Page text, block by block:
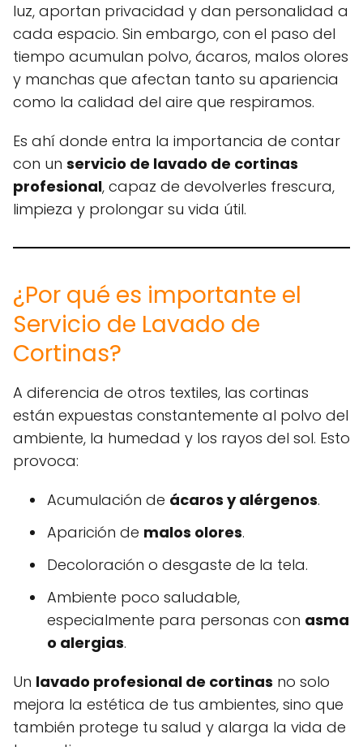
luz, aportan privacidad y dan personalidad a
cada espacio. Sin embargo, con el paso del
tiempo acumulan polvo, ácaros, malos olores
y manchas que afectan tanto su apariencia
como la calidad del aire que respiramos.
Es ahí donde entra la importancia de contar
con un servicio de lavado de cortinas
profesional, capaz de devolverles frescura,
limpieza y prolongar su vida útil.
¿Por qué es importante el
Servicio de Lavado de
Cortinas?
A diferencia de otros textiles, las cortinas
están expuestas constantemente al polvo del
ambiente, la humedad y los rayos del sol. Esto
provoca:
Acumulación de ácaros y alérgenos.
Aparición de malos olores.
Decoloración o desgaste de la tela.
Ambiente poco saludable,
especialmente para personas con asma
o alergias.
Un lavado profesional de cortinas no solo
mejora la estética de tus ambientes, sino que
también protege tu salud y alarga la vida de